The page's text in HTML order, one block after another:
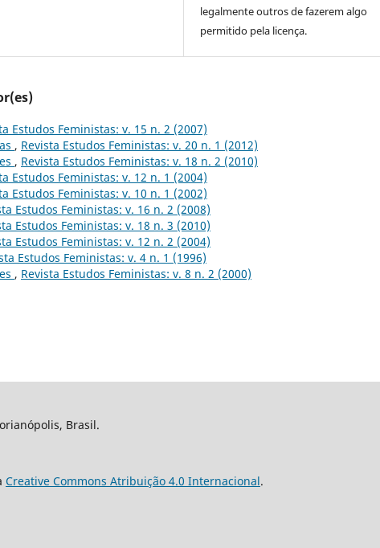
legalmente outros de fazerem algo
permitido pela licença.
Estudos Feministas: v. 15 n. 2 (2007)
, Revista Estudos Feministas: v. 20 n. 1 (2012)
, Revista Estudos Feministas: v. 18 n. 2 (2010)
Estudos Feministas: v. 12 n. 1 (2004)
Estudos Feministas: v. 10 n. 1 (2002)
Estudos Feministas: v. 16 n. 2 (2008)
Estudos Feministas: v. 18 n. 3 (2010)
Estudos Feministas: v. 12 n. 2 (2004)
Estudos Feministas: v. 4 n. 1 (1996)
, Revista Estudos Feministas: v. 8 n. 2 (2000)
Brasil.
Creative Commons Atribuição 4.0 Internacional.